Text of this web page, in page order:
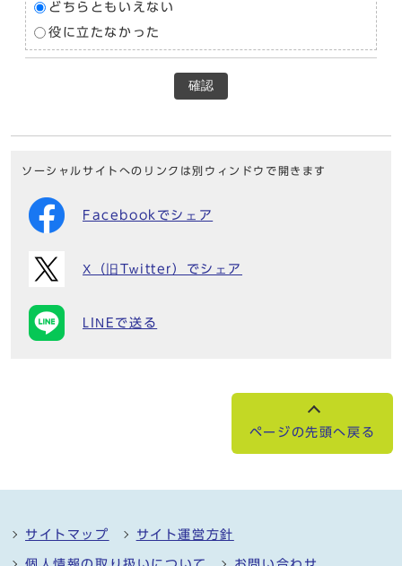
どちらともいえない
役に立たなかった
確認
ソーシャルサイトへのリンクは別ウィンドウで開きます
Facebookでシェア
X（旧Twitter）でシェア
LINEで送る
ページの先頭へ戻る
サイトマップ サイト運営方針